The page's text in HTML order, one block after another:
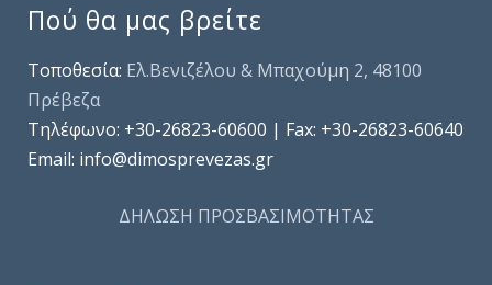
Πού θα μας βρείτε
Τοποθεσία: Ελ.Βενιζέλου & Μπαχούμη 2, 48100
Πρέβεζα
Τηλέφωνo: +30-26823-60600 | Fax: +30-26823-60640
Email: info@dimosprevezas.gr
ΔΗΛΩΣΗ ΠΡΟΣΒΑΣΙΜΟΤΗΤΑΣ